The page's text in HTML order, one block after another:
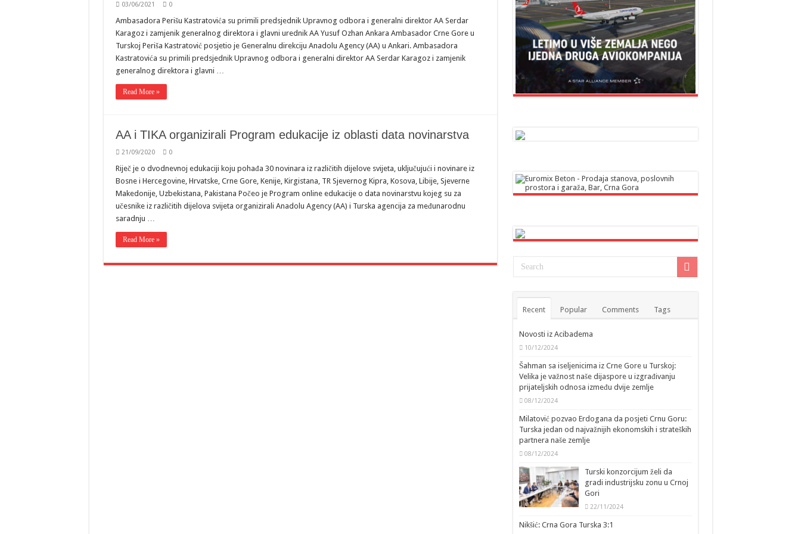
03/06/2021 0
Ambasadora Perišu Kastratovića su primili predsjednik Upravnog odbora i generalni direktor AA Serdar
Karagoz i zamjenik generalnog direktora i glavni urednik AA Yusuf Ozhan Ankara Ambasador Crne Gore u
Turskoj Periša Kastratović posjetio je Generalnu direkciju Anadolu Agency (AA) u Ankari. Ambasadora
Kastratovića su primili predsjednik Upravnog odbora i generalni direktor AA Serdar Karagoz i zamjenik
generalnog direktora i glavni …
Read More »
AA i TIKA organizirali Program edukacije iz oblasti data novinarstva
21/09/2020 0
Riječ je o dvodnevnoj edukaciji koju pohađa 30 novinara iz različitih dijelove svijeta, uključujući i novinare iz
Bosne i Hercegovine, Hrvatske, Crne Gore, Kenije, Kirgistana, TR Sjevernog Kipra, Kosova, Libije, Sjeverne
Makedonije, Uzbekistana, Pakistana Počeo je Program online edukacije o data novinarstvu kojeg su za
učesnike iz različitih dijelova svijeta organizirali Anadolu Agency (AA) i Turska agencija za međunarodnu
saradnju …
Read More »
Recent Popular Comments Tags
Novosti iz Acibadema
10/12/2024
Šahman sa iseljenicima iz Crne Gore u Turskoj:
Velika je važnost naše dijaspore u izgrađivanju
prijateljskih odnosa između dvije zemlje
08/12/2024
Milatović pozvao Erdogana da posjeti Crnu Goru:
Turska jedan od najvažnijih ekonomskih i strateških
partnera naše zemlje
08/12/2024
Turski konzorcijum želi da
gradi industrijsku zonu u Crnoj
Gori
22/11/2024
Nikšić: Crna Gora Turska 3:1